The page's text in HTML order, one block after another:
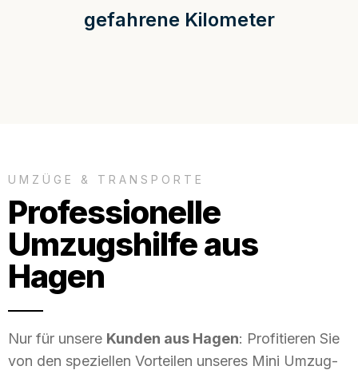
gefahrene Kilometer
UMZÜGE & TRANSPORTE
Professionelle
Umzugshilfe aus
Hagen
Nur für unsere Kunden aus Hagen: Profitieren Sie
von den speziellen Vorteilen unseres Mini Umzug-